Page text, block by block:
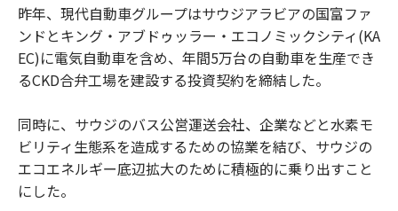
昨年、現代自動車グループはサウジアラビアの国富ファ
ンドとキング・アブドゥッラー・エコノミックシティ(KA
EC)に電気自動車を含め、年間5万台の自動車を生産でき
るCKD合弁工場を建設する投資契約を締結した。
同時に、サウジのバス公営運送会社、企業などと水素モ
ビリティ生態系を造成するための協業を結び、サウジの
エコエネルギー底辺拡大のために積極的に乗り出すこと
にした。